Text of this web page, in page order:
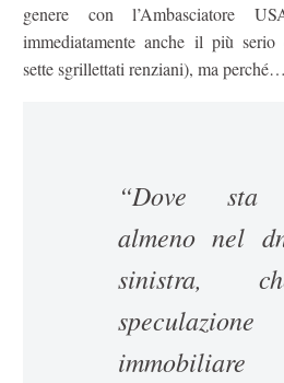
genere con l’Ambasciatore
immediatamente anche il più
sette sgrillettati renziani), ma perché…
“Dove sta
almeno nel
sinistra,
speculazione